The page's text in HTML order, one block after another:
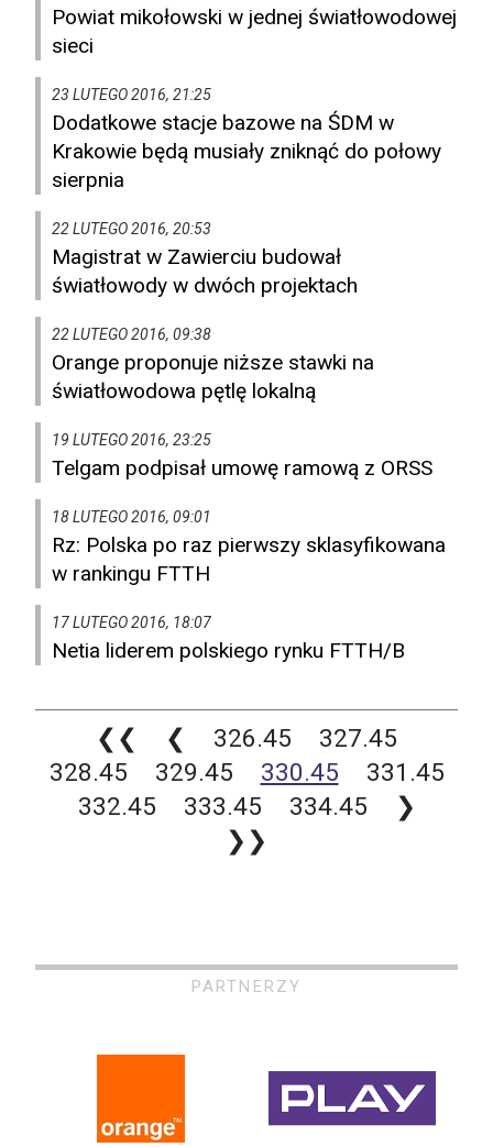
Powiat mikołowski w jednej światłowodowej
sieci
23 LUTEGO 2016, 21:25
Dodatkowe stacje bazowe na ŚDM w
Krakowie będą musiały zniknąć do połowy
sierpnia
22 LUTEGO 2016, 20:53
Magistrat w Zawierciu budował
światłowody w dwóch projektach
22 LUTEGO 2016, 09:38
Orange proponuje niższe stawki na
światłowodowa pętlę lokalną
19 LUTEGO 2016, 23:25
Telgam podpisał umowę ramową z ORSS
18 LUTEGO 2016, 09:01
Rz: Polska po raz pierwszy sklasyfikowana
w rankingu FTTH
17 LUTEGO 2016, 18:07
Netia liderem polskiego rynku FTTH/B
❮❮ ❮ 326.45
327.45
328.45
329.45 330.45
331.45
332.45
333.45 334.45
❯
❯❯
PARTNERZY